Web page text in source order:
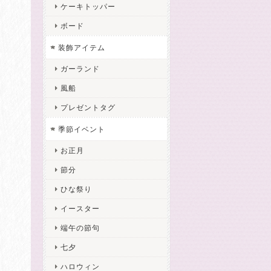
ケーキトッパー
ボード
装飾アイテム
ガーランド
風船
プレゼントタグ
季節イベント
お正月
節分
ひな祭り
イースター
端午の節句
七夕
ハロウィン